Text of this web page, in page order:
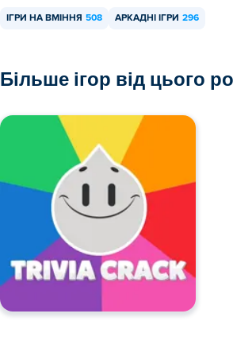
ІГРИ НА ВМІННЯ 508 АРКАДНІ ІГРИ 296
Більше ігор від цього